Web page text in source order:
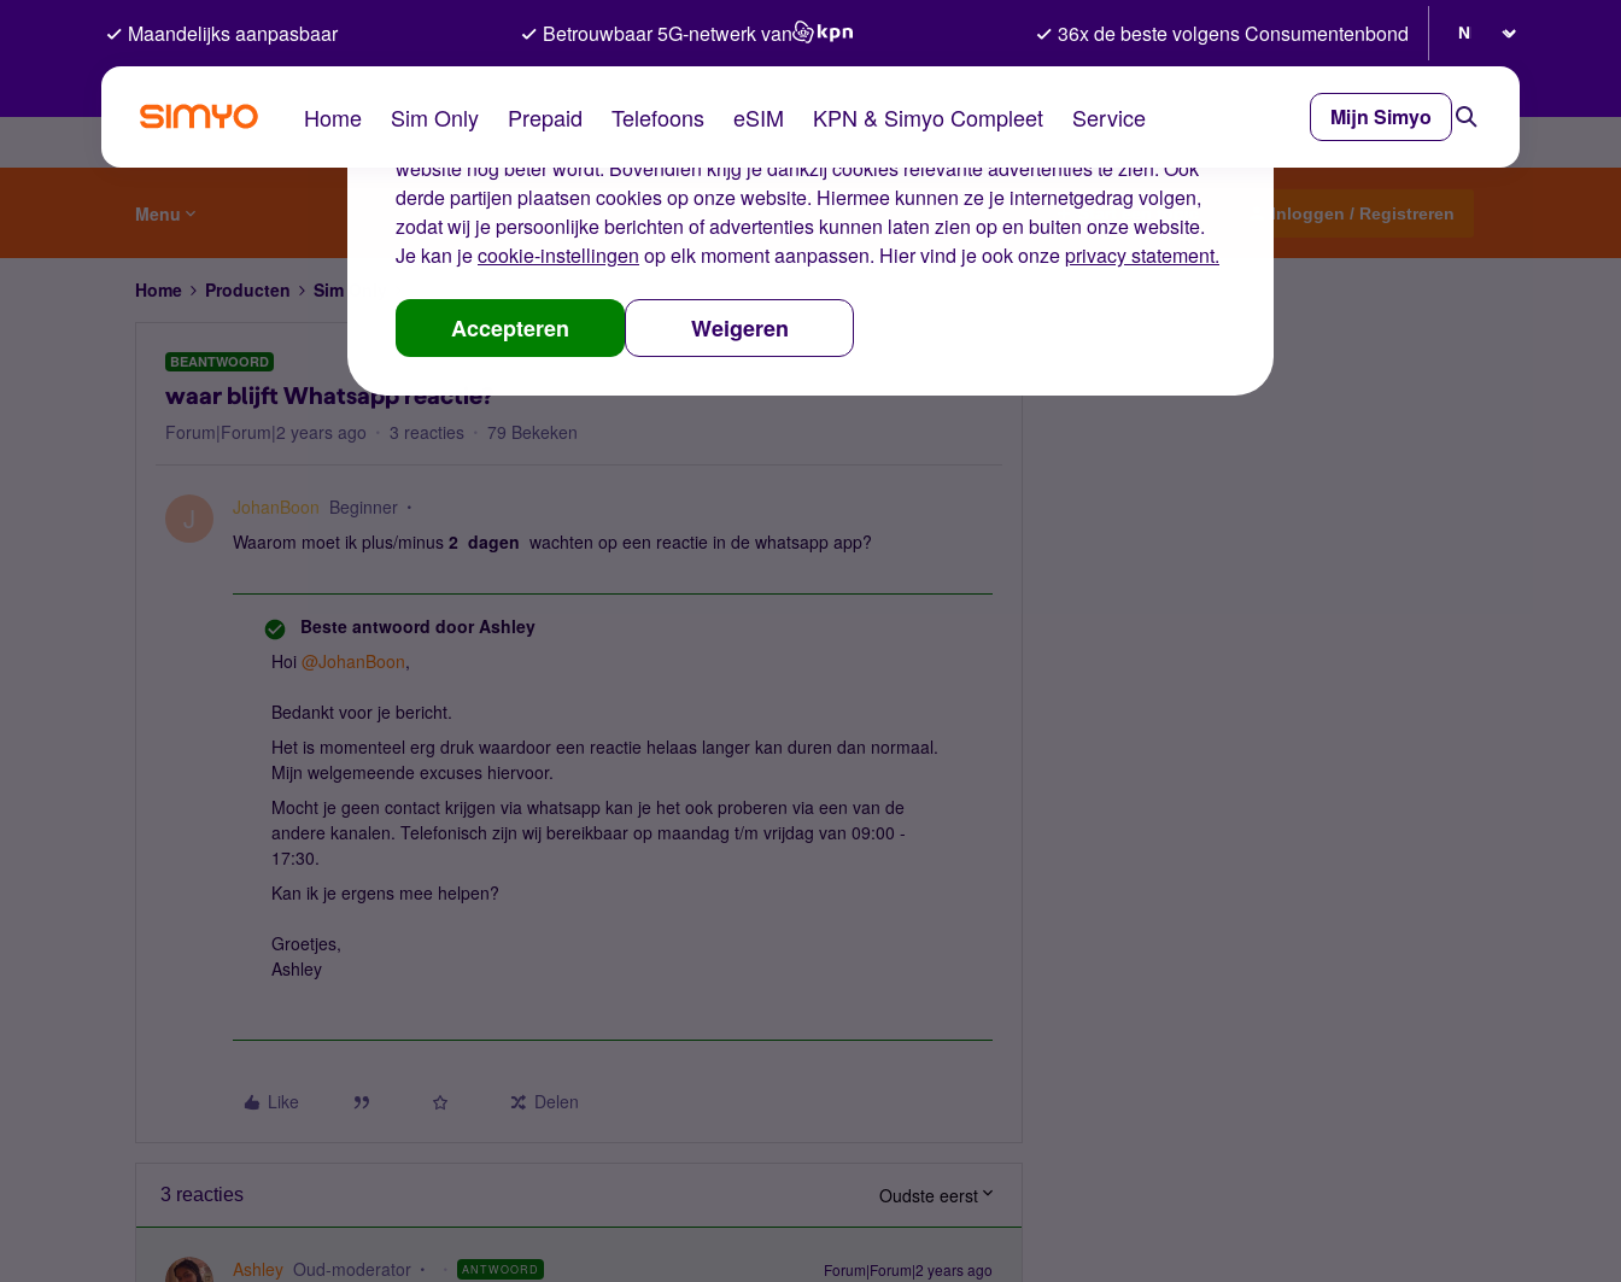
De cookies van Simyo
Wij gebruiken cookies op onze website. Met deze cookies zorgen wij ervoor dat je ervaring op de
website nog beter wordt. Bovendien krijg je dankzij cookies relevante advertenties te zien. Ook
derde partijen plaatsen cookies op onze website. Hiermee kunnen ze je internetgedrag volgen,
zodat wij je persoonlijke berichten of advertenties kunnen laten zien op en buiten onze website.
Je kan jecookie-instellingen op elk moment aanpassen. Hier vind je ook onzeprivacy statement.
Accepteren Weigeren
Maandelijks aanpasbaar Betrouwbaar 5G-netwerk van 36x de beste volgens Consumentenbond
Home Sim Only Prepaid Telefoons eSIM KPN & Simyo Compleet Service Mijn Simyo
Menu Start een topic Inloggen / Registreren
Home Producten Sim Only
BEANTWOORD
waar blijft Whatsapp reactie?
Forum|Forum|2 years ago 3 reacties 79 Bekeken
J JohanBoon Beginner
Waarom moet ik plus/minus 2 dagen wachten op een reactie in de whatsapp app?
Beste antwoord door Ashley
Hoi @JohanBoon,
Bedankt voor je bericht.
Het is momenteel erg druk waardoor een reactie helaas langer kan duren dan normaal.
Mijn welgemeende excuses hiervoor.
Mocht je geen contact krijgen via whatsapp kan je het ook proberen via een van de
andere kanalen. Telefonisch zijn wij bereikbaar op maandag t/m vrijdag van 09:00 -
17:30.
Kan ik je ergens mee helpen?
Groetjes,
Ashley
Like Delen
3 reacties Oudste eerst
Ashley Oud-moderator ANTWOORD Forum|Forum|2 years ago